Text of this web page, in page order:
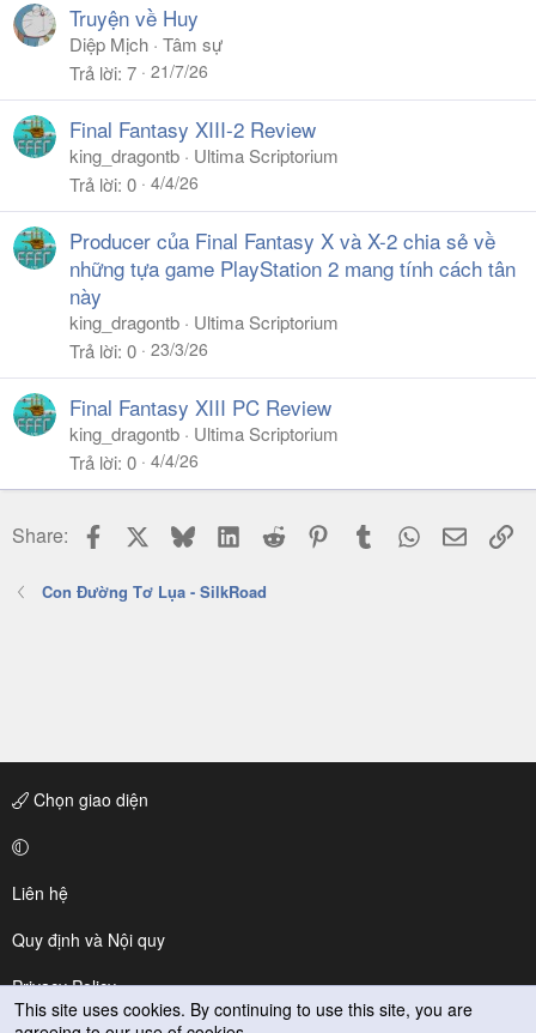
Truyện về Huy
Diệp Mịch Tâm sự
Trả lời 7 21/7/26
Final Fantasy XIII-2 Review
king_dragontb
Ultima Scriptorium
Trả lời 0 4/4/26
Producer của Final Fantasy X và X-2 chia sẻ về
những tựa game PlayStation 2 mang tính cách tân
này
king_dragontb
Ultima Scriptorium
Trả lời 0 23/3/26
Final Fantasy XIII PC Review
king_dragontb
Ultima Scriptorium
Trả lời 0 4/4/26
Share: Facebook BlueskyLinkedIn
Reddit PinterestTumblr WhatsApp
Email
Con Đường Tơ Lụa - SilkRoad
Chọn giao diện
Liên hệ
Quy định và Nội quy
Privacy Policy
This site uses cookies. By continuing to use this site, you are